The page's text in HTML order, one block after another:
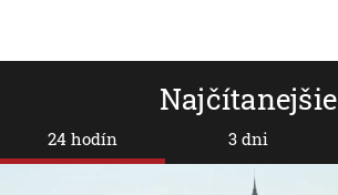
Najčítanejšie
24 hodín 3 dni